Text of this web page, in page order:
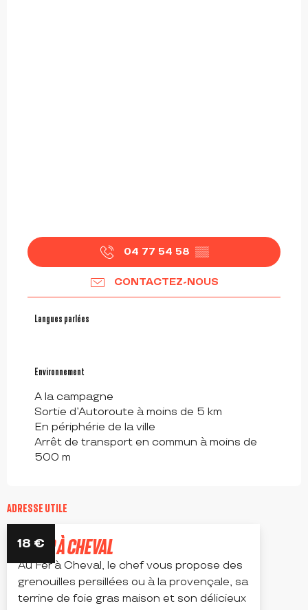
04 77 54 58 ▒▒
CONTACTEZ-NOUS
Langues parlées
Langues parlées
Environnement
Environnement
A la campagne
Sortie d’Autoroute à moins de 5 km
En périphérie de la ville
Arrêt de transport en commun à moins de
500 m
ADRESSE UTILE
18 €
LE FER À CHEVAL
Au Fer à Cheval, le chef vous propose des
grenouilles persillées ou à la provençale, sa
terrine de foie gras maison et son délicieux